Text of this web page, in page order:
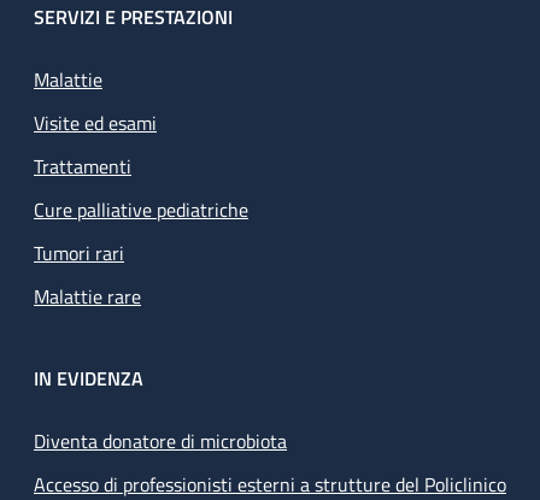
SERVIZI E PRESTAZIONI
Malattie
Visite ed esami
Trattamenti
Cure palliative pediatriche
Tumori rari
Malattie rare
IN EVIDENZA
Diventa donatore di microbiota
Accesso di professionisti esterni a strutture del Policlinico